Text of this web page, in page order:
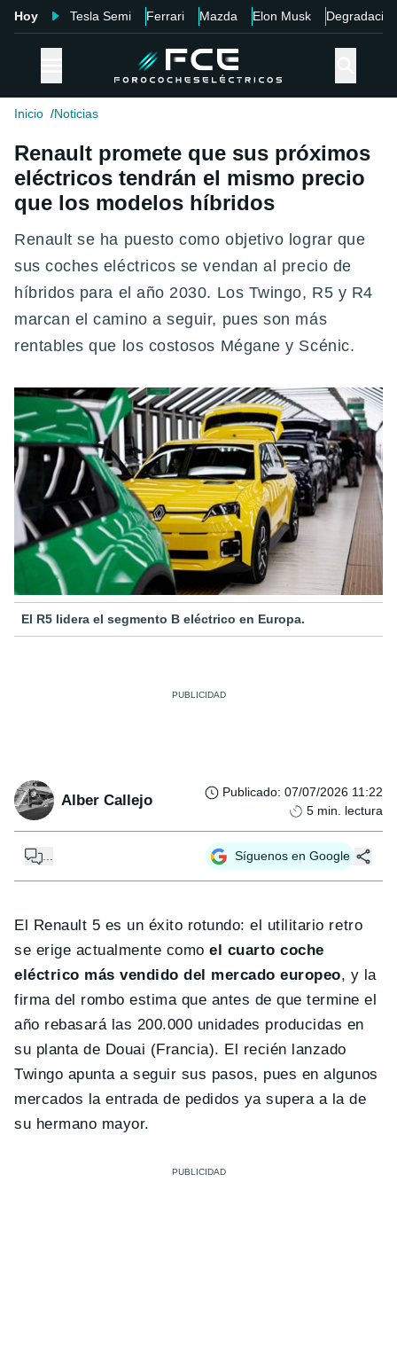
Hoy Tesla Semi Ferrari Mazda Elon Musk Degradación
Inicio Noticias
Renault promete que sus próximos
eléctricos tendrán el mismo precio
que los modelos híbridos
Renault se ha puesto como objetivo lograr que
sus coches eléctricos se vendan al precio de
híbridos para el año 2030. Los Twingo, R5 y R4
marcan el camino a seguir, pues son más
rentables que los costosos Mégane y Scénic.
El R5 lidera el segmento B eléctrico en Europa.
Alber Callejo Publicado: 07/07/2026 11:22
5 min. lectura
... Síguenos en Google
El Renault 5 es un éxito rotundo: el utilitario retro
se erige actualmente como el cuarto coche
eléctrico más vendido del mercado europeo, y la
firma del rombo estima que antes de que termine el
año rebasará las 200.000 unidades producidas en
su planta de Douai (Francia). El recién lanzado
Twingo apunta a seguir sus pasos, pues en algunos
mercados la entrada de pedidos ya supera a la de
su hermano mayor.